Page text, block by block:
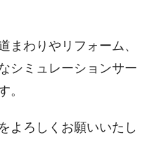
わりやリフォーム、
シミュレーションサー
。
よろしくお願いいたし